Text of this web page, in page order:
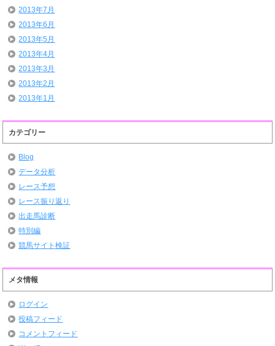
2013年7月
2013年6月
2013年5月
2013年4月
2013年3月
2013年2月
2013年1月
カテゴリー
Blog
データ分析
レース予想
レース振り返り
出走馬診断
特別編
競馬サイト検証
メタ情報
ログイン
投稿フィード
コメントフィード